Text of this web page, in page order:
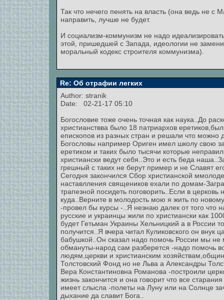
Так что нечего пенять на власть (она ведь не
направить, лучше не будет.
И социализм-коммунизм не надо
этой, пришедшей с Запада, идеологии не
моральный кодекс строителя коммунизма).
Re: Об отрафии легких
Author: stranik
Date: 02-21-17 05:10
Богословие тоже очень точная как наука..До
христианствва было 18 патриархов
епископов из разных стран и решали что
Богословы например Ориген имел школу свою
еретиком и таких было тысячи которые
христиански ведут себя..Это и есть беда
грешный с таких не берут пример и не Славят
Сегодня закончился Сбор христианской
наставлления священиков ехали по домам-
трапезной посидеть поговорить..Если в
куда..Верните в молодость мою я жить по
-провел бы курсы -..Я незнаю далек от того что
русские и украинцы жили по христиански как
будет Гетьман Украины Хельницкий а в России
получится..Я вчера читал Куликовского он
бабушкой..Он сказал надо помочь России мы
обмануты-народ сам разберется -надо помочь
людям,церкви и христианским
Толстовский Фонд но не Льва а Александры
Вера Константиновна Романова -построили
жизнь закончится и она говорит что все
имеет слысла -полеты на Луну или на Солнце
дыхание да славит Бога..